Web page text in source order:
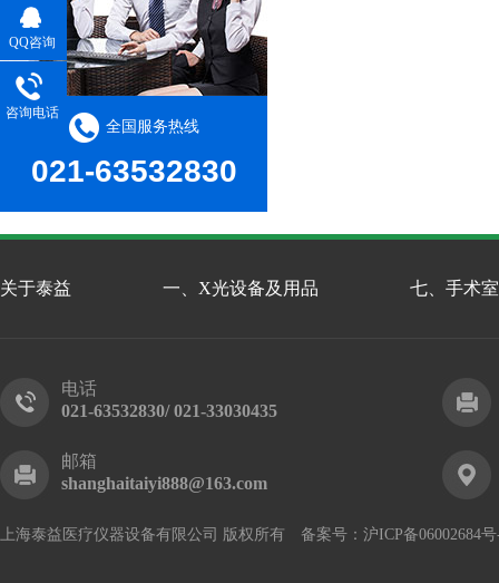
全国服务热线
021-63532830
关于泰益 一、X光设备及用品 七、手术
电话
021-63532830/ 021-33030435
邮箱
shanghaitaiyi888@163.com
上海泰益医疗仪器设备有限公司 版权所有 备案号： 沪ICP备06002684
QQ咨询
咨询电话